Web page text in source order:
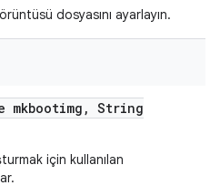
dosyasını ayarlayın.
mkbootimg , String
için kullanılan